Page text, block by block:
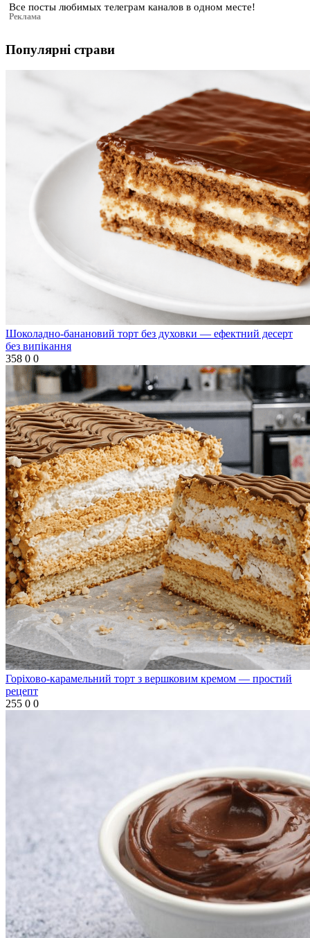
Все посты любимых телеграм каналов в одном месте!
Реклама
Популярні страви
Шоколадно-банановий торт без духовки — ефектний десерт
без випікання
358 0 0
Горіхово‑карамельний торт з вершковим кремом — простий
рецепт
255 0 0